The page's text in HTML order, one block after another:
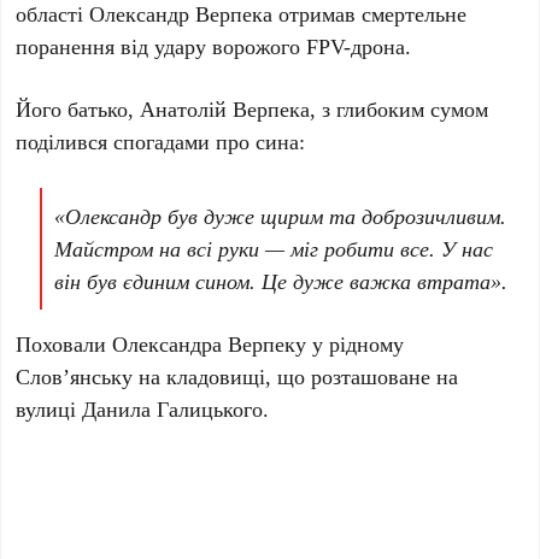
області Олександр Верпека отримав смертельне
поранення від удару ворожого FPV-дрона.
Його батько,Анатолій Верпека, з глибоким сумом
поділився спогадами про сина:
«Олександр був дуже щирим та доброзичливим.
Майстром на всі руки — міг робити все. У нас
він був єдиним сином. Це дуже важка втрата».
ПоховалиОлександра Верпеку у рідному
Слов’янську на кладовищі, що розташоване на
вулиціДанила Галицького.